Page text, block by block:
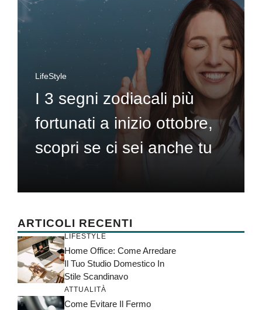
LifeStyle
I 3 segni zodiacali più
fortunati a inizio ottobre,
scopri se ci sei anche tu
ARTICOLI RECENTI
LIFESTYLE
Home Office: Come Arredare
Il Tuo Studio Domestico In
Stile Scandinavo
ATTUALITÀ
Come Evitare Il Fermo